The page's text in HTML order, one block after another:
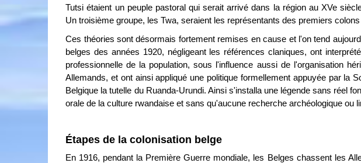
Tutsi étaient un peuple pastoral qui serait arrivé dans la région au XVe
Un troisième groupe, les Twa, seraient les représentants des premiers
Ces théories sont désormais fortement remises en cause et l'on tend
belges des années 1920, négligeant les références claniques, ont
professionnelle de la population, sous l'influence aussi de l'organisation
Allemands, et ont ainsi appliqué une politique formellement appuyée par la
Belgique la tutelle du Ruanda-Urundi. Ainsi s'installa une légende sans réel
orale de la culture rwandaise et sans qu'aucune recherche archéologique ou
Étapes de la colonisation belge
En 1916, pendant la Première Guerre mondiale, les Belges chassent les